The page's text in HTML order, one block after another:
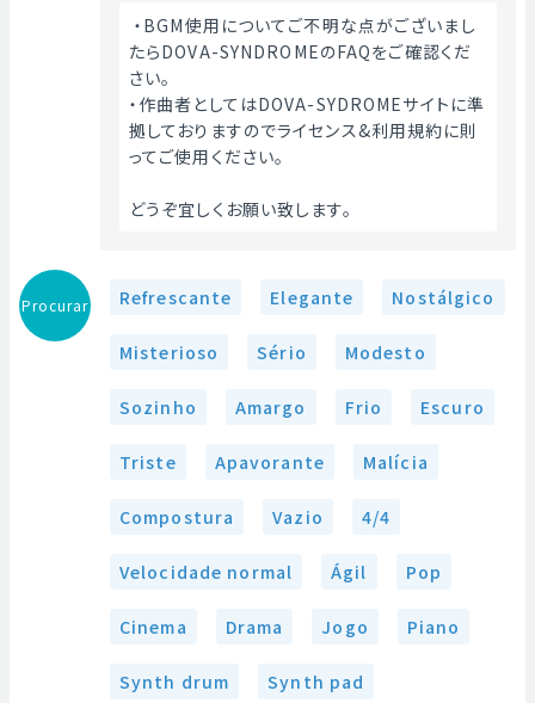
たらDOVA-SYNDROMEのFAQをご確認くだ
さい。
・作曲者としてはDOVA-SYDROMEサイトに準
拠しておりますのでライセンス&利用規約に則
ってご使用ください。
どうぞ宜しくお願い致します。
Procurar Refrescante Elegante Nostálgico
Misterioso Sério Modesto
Sozinho Amargo Frio Escuro
Triste Apavorante Malícia
Compostura Vazio 4/4
Velocidade normal Ágil Pop
Cinema Drama Jogo Piano
Synth drum Synth pad